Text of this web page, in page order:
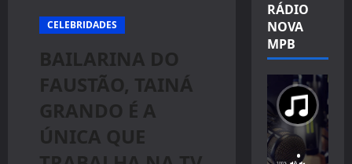
CELEBRIDADES
BAILARINA DO
FAUSTÃO, TAINÁ
GRANDO É A
ÚNICA QUE
RÁDIO
NOVA
MPB